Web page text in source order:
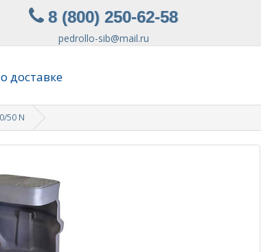
8 (800) 250-62-58
pedrollo-sib@mail.ru
доставке
50 N